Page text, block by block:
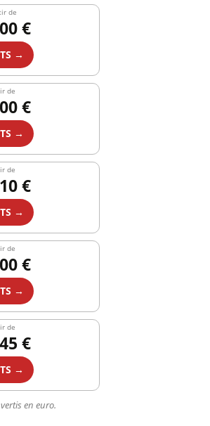
de
€
→
de
€
→
de
€
→
de
€
→
de
€
→
en euro.